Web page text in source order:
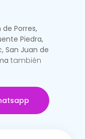
Porres,
Piedra,
San Juan de
también